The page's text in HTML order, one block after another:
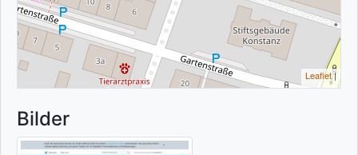
Leaflet|
Bilder